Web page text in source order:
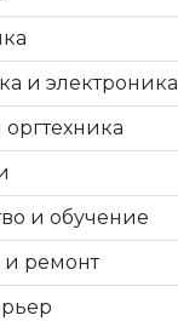
и электроника
и обучение
и ремонт